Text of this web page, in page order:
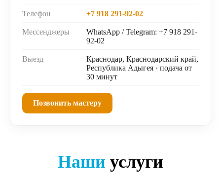
Телефон +7 918 291-92-02
Мессенджеры
WhatsApp / Telegram: +7 918 291-
92-02
Выезд
Краснодар, Краснодарский край,
Республика Адыгея · подача от
30 минут
Позвонить мастеру
Наши услуги